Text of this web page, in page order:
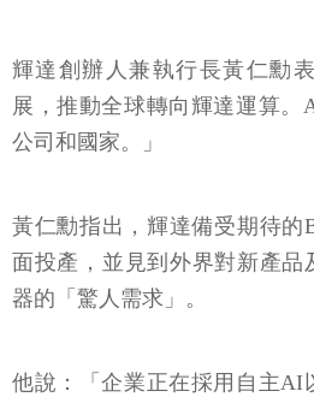
輝達創辦人兼執行長黃仁勳
展，推動全球轉向輝達運算。
公司和國家。」
黃仁勳指出，輝達備受期待的
面投產，並見到外界對新產品
器的「驚人需求」。
他說：「企業正在採用自主AI